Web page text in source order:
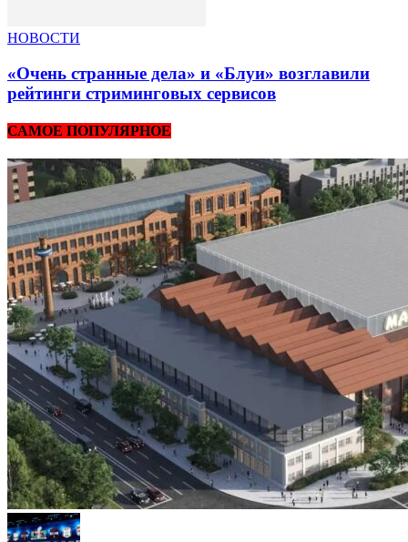
НОВОСТИ
«Очень странные дела» и «Блуи» возглавили
рейтинги стриминговых сервисов
САМОЕ ПОПУЛЯРНОЕ